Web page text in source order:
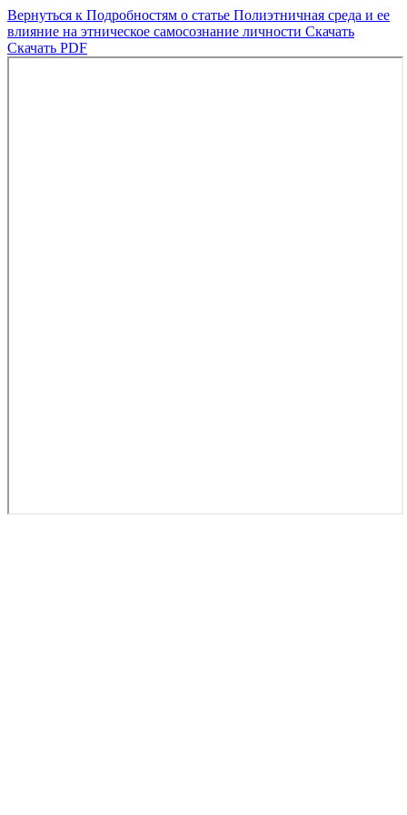
Вернуться к Подробностям о статье Полиэтничная среда и ее
влияние на этническое самосознание личности Скачать
Скачать PDF